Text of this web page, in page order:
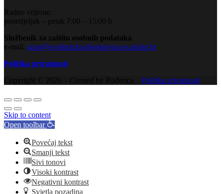
Radno vrijeme:
ponedjeljak – petak 7:00 – 15:00 h
Službenik za zaštitu osobnih podataka
e-mail: szop@ss-tehnicka-rboskovica-os.skole.hr
Politika privatnosti
Copyright © 2026 - Created by Ruđerica Politika privatnosti
Skip to content
Open toolbar
Povećaj tekst
Smanji tekst
Sivi tonovi
Visoki kontrast
Negativni kontrast
Svjetla pozadina